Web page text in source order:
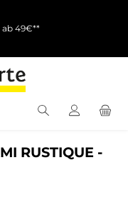
ab 49€**
RUSTIQUE -